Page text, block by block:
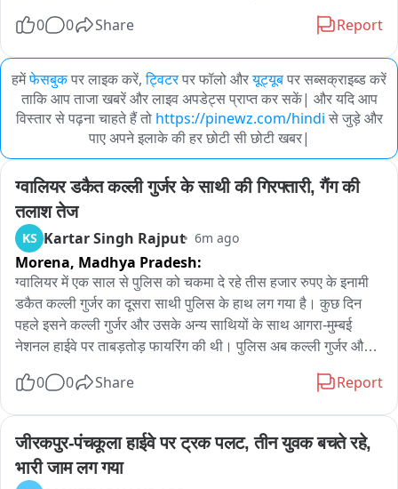
0
0 Share Report
हमेंफेसबुकपर लाइक करें, ट्विटरपर फॉलो औरयूट्यूबपर सब्सक्राइब्ड करें
ताकि आप ताजा खबरें और लाइव अपडेट्स प्राप्त कर सकें| और यदि आप
विस्तार से पढ़ना चाहते हैं तो https://pinewz.com/hindi से जुड़े और
पाए अपने इलाके की हर छोटी सी छोटी खबर|
ग्वालियर डकैत कल्ली गुर्जर के साथी की गिरफ्तारी, गैंग की
तलाश तेज
KS Kartar Singh Rajput 6m ago
Morena, Madhya Pradesh:
ग्वालियर में एक साल से पुलिस को चकमा दे रहे तीस हजार रुपए के इनामी
डकैत कल्ली गुर्जर का दूसरा साथी पुलिस के हाथ लग गया है। कुछ दिन
पहले इसने कल्ली गुर्जर और उसके अन्य साथियों के साथ आगरा-मुम्बई
नेशनल हाईवे पर ताबड़तोड़ फायरिंग की थी। पुलिस अब कल्ली गुर्जर और
कंटेनर पर फायरिंग की थी। इसके बाद से ही पुलिस जंगल में सर्चिंग कर रही
थीं। आठ दिन पहले पुलिस टीमों ने घेराबंदी कर कल्ली के साथी अजय उर्फ
दुर्लभ गोस्वामी को पकड़ा था। इसके बाद से ही पुलिस टीम जंगल की घेराबंदी
0 0 Share Report
जीरकपुर-पंचकूला हाईवे पर ट्रक पलट, तीन युवक बचते रहे,
भारी जाम लग गया